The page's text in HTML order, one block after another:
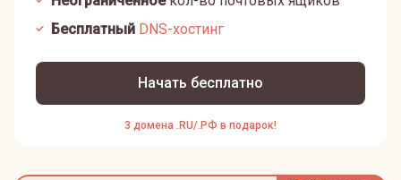
Бесплатный DNS-хостинг
Начать бесплатно
3 домена .RU/.РФ в подарок!